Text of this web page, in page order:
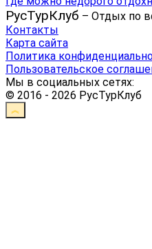
РусТурКлуб – Отдых по
Контакты
Карта сайта
Политика
Пользовательское
Мы в социальных сетях:
© 2016 - 2026 РусТурКлуб